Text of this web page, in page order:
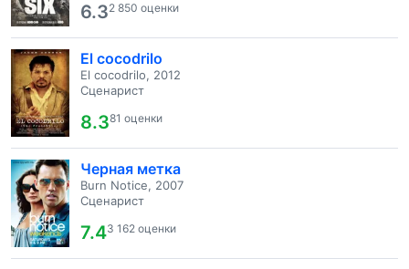
6.32 850 оценки
El cocodrilo
El cocodrilo, 2012
Сценарист
8.381 оценки
Черная метка
Burn Notice, 2007
Сценарист
7.43 162 оценки